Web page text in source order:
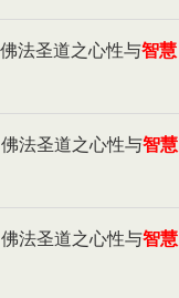
法圣道之心性与智慧
法圣道之心性与智慧
法圣道之心性与智慧